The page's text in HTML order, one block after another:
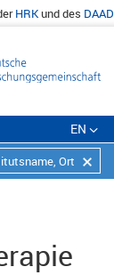
HRKund des DAAD
EN